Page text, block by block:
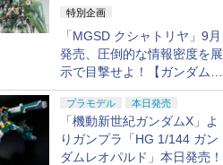
特別企画
「MGSD クシャトリヤ」9月
発売、圧倒的な情報密度を展
示で目撃せよ！【ガンダムベ
ース撮り下ろし】
プラモデル 本日発売
「機動新世紀ガンダムX」よ
りガンプラ「HG 1/144 ガン
ダムレオパルド」本日発売！